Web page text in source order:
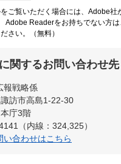
ご覧いただく場合には、Adobe社
Adobe Readerをお持ちでない方
さい。（無料）
関するお問い合わせ先
報戦略係
諏訪市高島1-22-30
本庁3階
（内線：324,325）
い合わせはこちら